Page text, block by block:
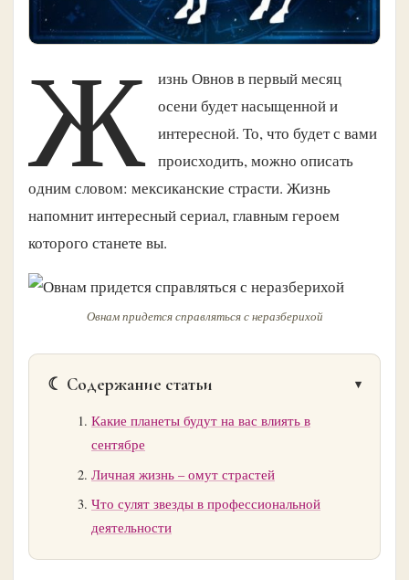
Ж
изнь Овнов в первый месяц
осени будет насыщенной и
интересной. То, что будет с вами
происходить, можно описать
одним словом: мексиканские страсти. Жизнь
напомнит интересный сериал, главным героем
которого станете вы.
Овнам придется справляться с неразберихой
☾ Содержание статьи
Какие планеты будут на вас влиять в
сентябре
Личная жизнь – омут страстей
Что сулят звезды в профессиональной
деятельности